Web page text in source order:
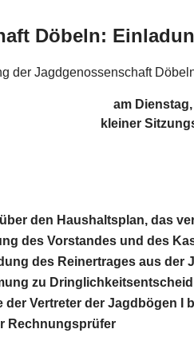
Döbeln:
der Jagdgenossenschaft
am
kleiner
den Haushaltsplan, das
des Vorstandes und des
des Reinertrages aus der
zu
der Vertreter der Jagdbögen I
Rechnungsprüfer